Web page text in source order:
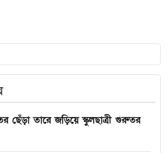
ছেঁড়া তারে জড়িয়ে স্কুলছাত্রী গুরুতর